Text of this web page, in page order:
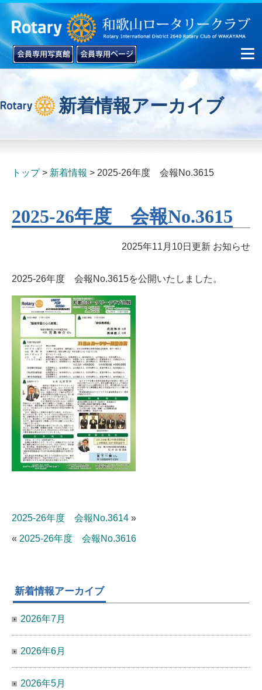
新着情報アーカイブ
トップ 新着情報 2025-26年度 会報No.3615
2025-26年度 会報No.3615
2025年11月10日更新 お知らせ
2025-26年度 会報No.3615を公開いたしました。
2025-26年度 会報No.3614 »
« 2025-26年度 会報No.3616
新着情報アーカイブ
2026年7月
2026年6月
2026年5月